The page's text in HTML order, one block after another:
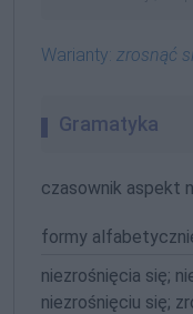
Warianty: zrosnąć
Gramatyka
czasownik aspekt
formy
niezrośnięcia się;
niezrośnięciu się;